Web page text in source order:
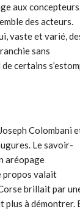
aux
des acteurs.
vaste et varié,
sans
certains
Colombani
Le savoir-
aréopage
propos valait
brillait par
plus à démontrer.